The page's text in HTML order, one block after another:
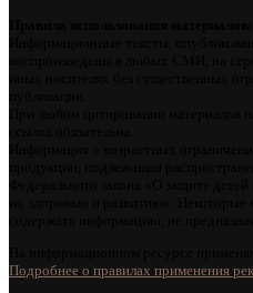
Подробнее о правилах применения